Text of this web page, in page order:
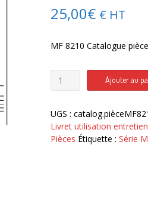
25,00€ € HT
MF 8210 Catalogue
quantité
de
8210
Catalogue
pièces
Ajouter au
UGS :
Livret utilisation
Pièces Étiquette : Série